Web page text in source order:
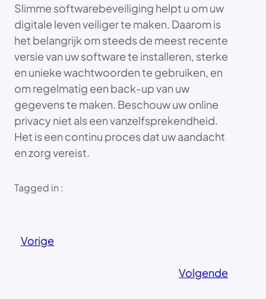
Slimme softwarebeveiliging helpt u om uw
digitale leven veiliger te maken. Daarom is
het belangrijk om steeds de meest recente
versie van uw software te installeren, sterke
en unieke wachtwoorden te gebruiken, en
om regelmatig een back-up van uw
gegevens te maken. Beschouw uw online
privacy niet als een vanzelfsprekendheid.
Het is een continu proces dat uw aandacht
en zorg vereist.
Tagged in :
Vorige
Volgende